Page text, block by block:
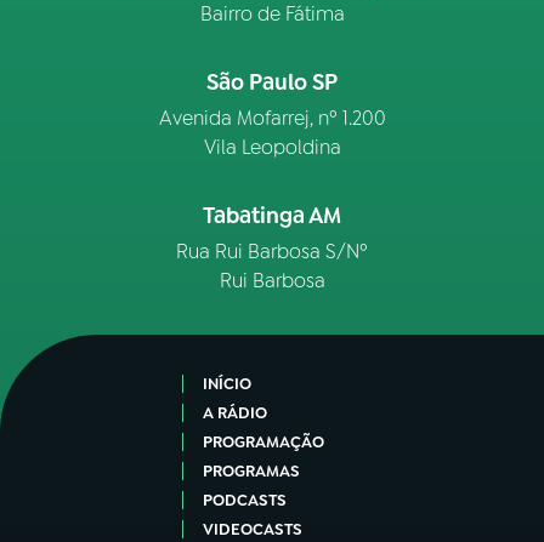
Bairro de Fátima
São Paulo SP
Avenida Mofarrej, nº 1.200
Vila Leopoldina
Tabatinga AM
Rua Rui Barbosa S/Nº
Rui Barbosa
INÍCIO
A RÁDIO
PROGRAMAÇÃO
PROGRAMAS
PODCASTS
VIDEOCASTS